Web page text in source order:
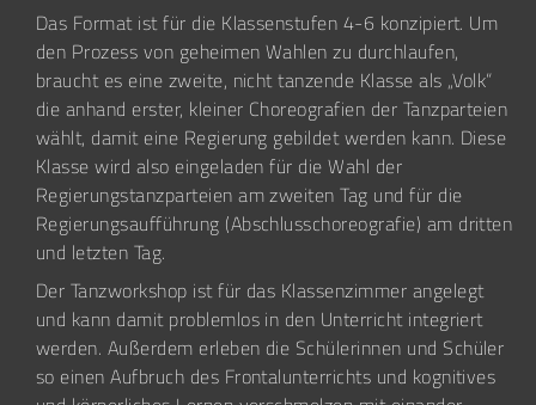
Das Format ist für die Klassenstufen 4-6 konzipiert. Um
den Prozess von geheimen Wahlen zu durchlaufen,
braucht es eine zweite, nicht tanzende Klasse als „Volk“
die anhand erster, kleiner Choreografien der Tanzparteien
wählt, damit eine Regierung gebildet werden kann. Diese
Klasse wird also eingeladen für die Wahl der
Regierungstanzparteien am zweiten Tag und für die
Regierungsaufführung (Abschlusschoreografie) am dritten
und letzten Tag.
Der Tanzworkshop ist für das Klassenzimmer angelegt
und kann damit problemlos in den Unterricht integriert
werden. Außerdem erleben die Schülerinnen und Schüler
so einen Aufbruch des Frontalunterrichts und kognitives